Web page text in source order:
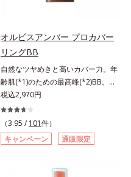
オルビスアンバー プロカバー
リングBB
自然なツヤめきと高いカバー力。年
齢肌(*1)のための最高峰(*2)BB。年
齢肌(*1)のための最高峰(*2)BBクリ
ームです。肌のアラを光でふわりと
とばし、くすみや凹凸も軽やかにカ
バー。さらに厚みのあるテクスチャ
ーが均一にのび広がり、しっかりカ
す。年齢肌による黄ぐすみや血色の
税込2,970円
（3.95 / 101件）
キャンペーン
通販限定